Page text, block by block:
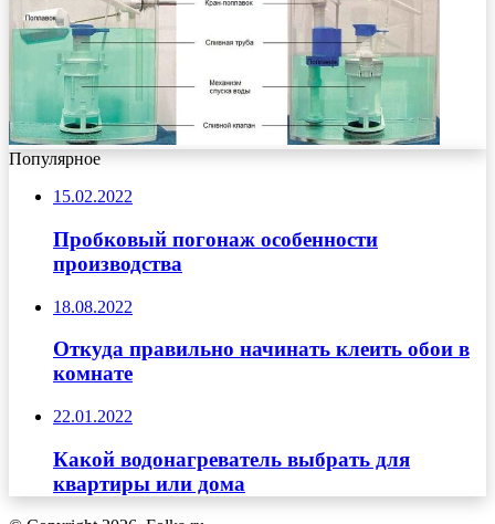
Популярное
15.02.2022
Пробковый погонаж особенности
производства
18.08.2022
Откуда правильно начинать клеить обои в
комнате
22.01.2022
Какой водонагреватель выбрать для
квартиры или дома